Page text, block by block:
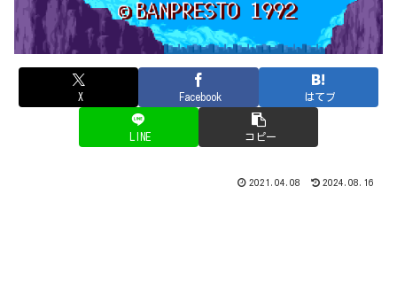
X Facebook はてブ
LINE コピー
2021.04.08 2024.08.16